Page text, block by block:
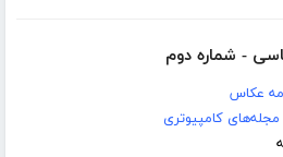
- شماره دوم
عکاس
مجله‌های کامپیوتری